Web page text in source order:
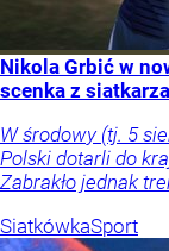
Nikola Grbić w
scenka z
W środowy (tj. 5
Polski dotarli do
Zabrakło jednak
SiatkówkaSport